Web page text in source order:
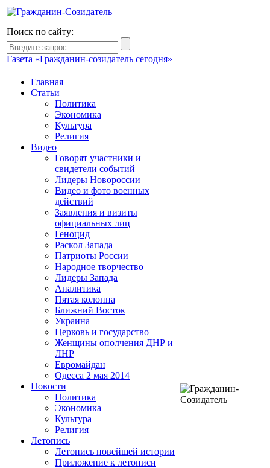
Поиск по сайту:
Газета «Гражданин-созидатель сегодня»
Главная
Статьи
Политика
Экономика
Культура
Религия
Видео
Говорят участники и
свидетели событий
Лидеры Новороссии
Видео и фото военных
действий
Заявления и визиты
официальных лиц
Геноцид
Раскол Запада
Патриоты России
Народное творчество
Лидеры Запада
Аналитика
Пятая колонна
Ближний Восток
Украина
Церковь и государство
Женщины ополчения ДНР и
ЛНР
Евромайдан
Одесса 2 мая 2014
Новости
Политика
Экономика
Культура
Религия
Летопись
Летопись новейшей истории
Приложение к летописи